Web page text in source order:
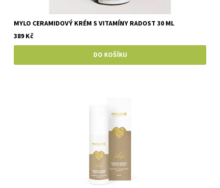
MYLO CERAMIDOVÝ KRÉM S VITAMÍNY RADOST 30 ML
389 Kč